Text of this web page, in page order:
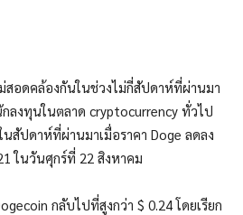
สอดคล้องกันในช่วงไม่กี่สัปดาห์ที่ผ่านมา
ลงทุนในตลาด cryptocurrency ทั่วไป
สัปดาห์ที่ผ่านมาเมื่อราคา Doge ลดลง
ในวันศุกร์ที่ 22 สิงหาคม
กลับไปที่สูงกว่า $ 0.24 โดยเรียก